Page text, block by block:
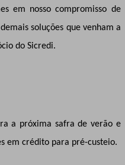
em nosso compromisso de
soluções que venham a
do Sicredi.
a próxima safra de verão e
em crédito para pré-custeio.